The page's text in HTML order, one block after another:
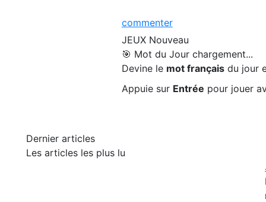
commenter
JEUX Nouveau
🎯 Mot du Jour chargement...
Devine le mot françaisdu jour
Appuie sur Entrée pour jouer
Dernier articles
Les articles les plus lu